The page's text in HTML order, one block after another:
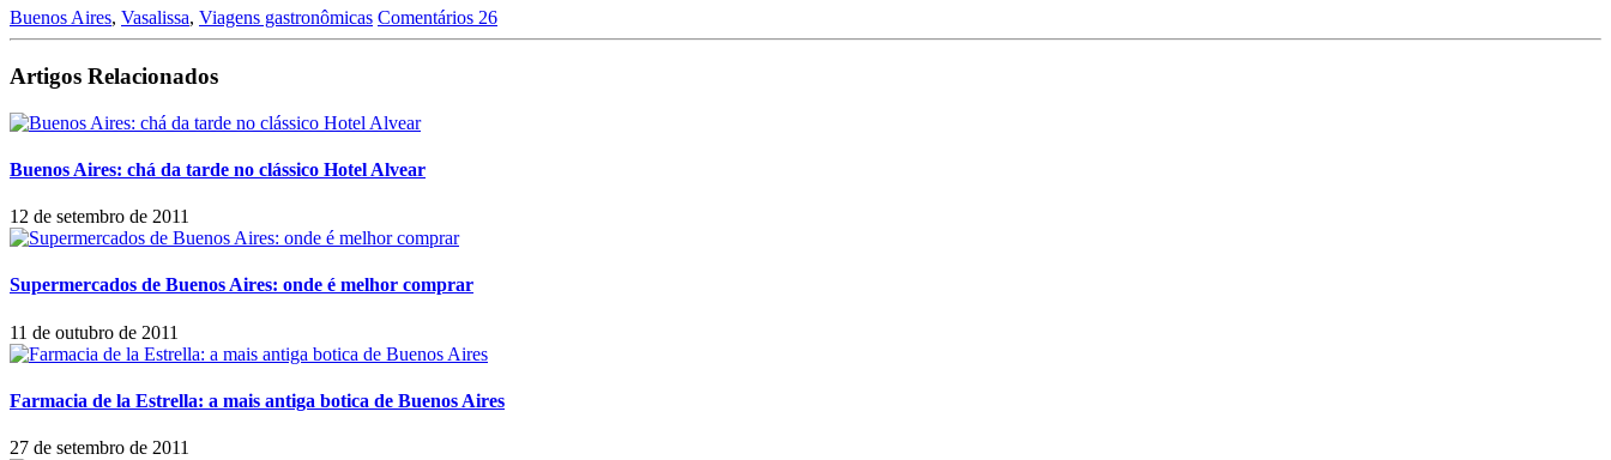
Buenos Aires, Vasalissa, Viagens gastronômicas Comentários 26
Artigos Relacionados
Buenos Aires: chá da tarde no clássico Hotel Alvear
12 de setembro de 2011
Supermercados de Buenos Aires: onde é melhor comprar
11 de outubro de 2011
Farmacia de la Estrella: a mais antiga botica de Buenos Aires
27 de setembro de 2011